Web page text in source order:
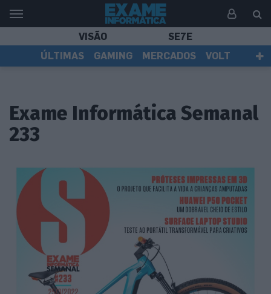
VISÃO
SE7E
ÚLTIMAS
GAMING MERCADOS
VOLT
Exame Informática Semanal
233